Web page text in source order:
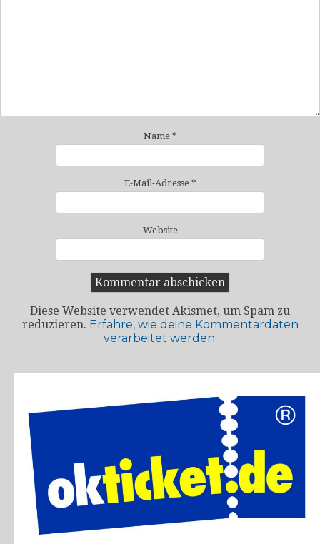
Name *
E-Mail-Adresse *
Website
Diese Website verwendet Akismet, um Spam zu
reduzieren. Erfahre, wie deine Kommentardaten
verarbeitet werden.